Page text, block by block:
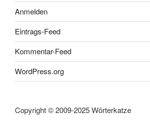
Anmelden
Eintrags-Feed
Kommentar-Feed
WordPress.org
Copyright © 2009-2025 Wörterkatze